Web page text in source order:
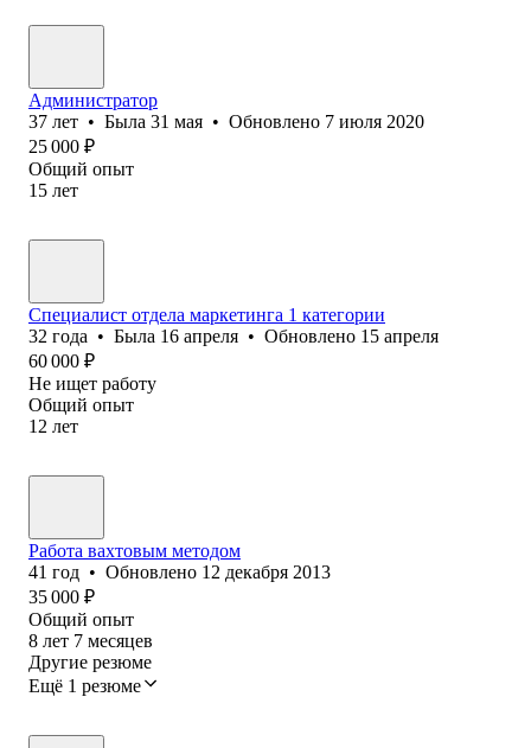
Администратор
37 лет • Была 31 мая • Обновлено 7 июля 2020
25 000 ₽
Общий опыт
15 лет
Специалист отдела маркетинга 1 категории
32 года • Была 16 апреля • Обновлено 15 апреля
60 000 ₽
Не ищет работу
Общий опыт
12 лет
Работа вахтовым методом
41 год • Обновлено 12 декабря 2013
35 000 ₽
Общий опыт
8 лет 7 месяцев
Другие резюме
Ещё 1 резюме